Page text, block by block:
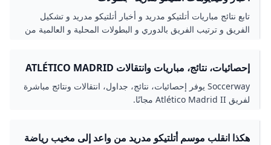
تابع نتائج مباريات أتلتيكو مدريد و أخبار أتلتيكو مدريد و تشكيل
الفريق و ترتيب الفريق بالدوري و البطولات المحلية و العالمية من
إحصائيات، نتائج، مباريات وانتقالات ATLÉTICO MADRID
II SOCCERWAYSoccerway يوفر إحصائيات، نتائج، جداول، انتقالات ونتائج مباشرة
لفريق Atlético Madrid II مجانًا.
هكذا انقلب موسم أتلتيكو مدريد من واعد إلى مخيب رياضة